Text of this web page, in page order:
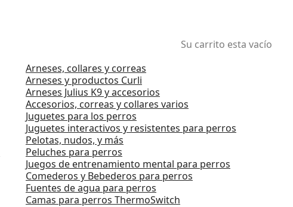
Su carrito esta vacío
Arneses, collares y correas
Arneses y productos Curli
Arneses Julius K9 y accesorios
Accesorios, correas y collares varios
Juguetes para los perros
Juguetes interactivos y resistentes para perros
Pelotas, nudos, y más
Peluches para perros
Juegos de entrenamiento mental para perros
Comederos y Bebederos para perros
Fuentes de agua para perros
Camas para perros ThermoSwitch